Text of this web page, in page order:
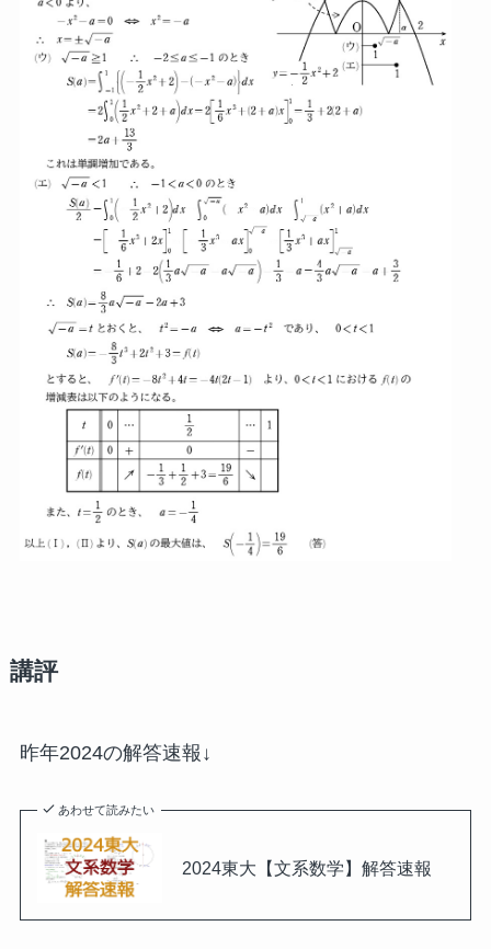
講評
昨年2024の解答速報↓
あわせて読みたい
2024東大【文系数学】解答速報